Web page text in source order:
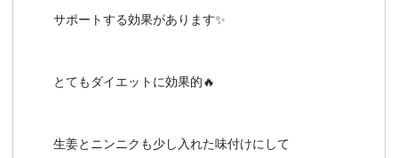
サポートする効果があります✨️
とてもダイエットに効果的🔥
生姜とニンニクも少し入れた味付けにして